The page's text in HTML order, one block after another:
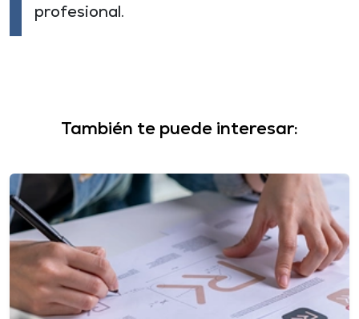
profesional.​
También te puede interesar: